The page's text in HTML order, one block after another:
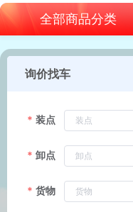
全部商品分类
询价找车
装点
卸点
货物